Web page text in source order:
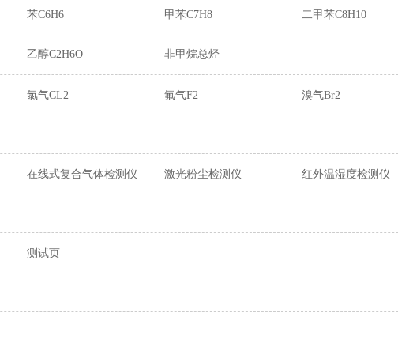
苯C6H6 甲苯C7H8 二甲苯C8H10
乙醇C2H6O 非甲烷总烃
氯气CL2 氟气F2 溴气Br2
在线式复合气体检测仪 激光粉尘检测仪 红外温湿度检测仪
测试页